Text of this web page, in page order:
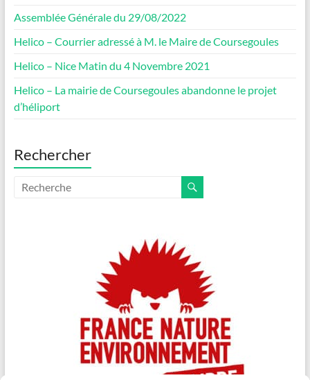
Assemblée Générale du 29/08/2022
Helico – Courrier adressé à M. le Maire de Coursegoules
Helico – Nice Matin du 4 Novembre 2021
Helico – La mairie de Coursegoules abandonne le projet
d’héliport
Rechercher